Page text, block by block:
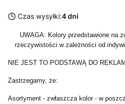
Czas wysyłki:4 dni
UWAGA: Kolory przedstawione na
rzeczywistości w zależności od
NIE JEST TO PODSTAWĄ DO
Zastrzegamy, że:
Asortyment - zwłaszcza kolor - w